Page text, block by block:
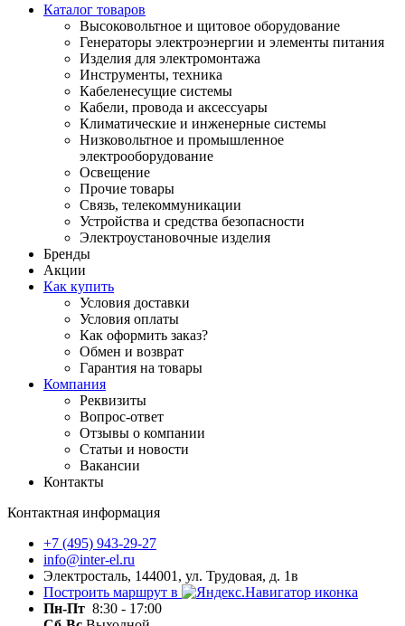
Каталог товаров
Высоковольтное и щитовое оборудование
Генераторы электроэнергии и элементы питания
Изделия для электромонтажа
Инструменты, техника
Кабеленесущие системы
Кабели, провода и аксессуары
Климатические и инженерные системы
Низковольтное и промышленное
электрооборудование
Освещение
Прочие товары
Связь, телекоммуникации
Устройства и средства безопасности
Электроустановочные изделия
Бренды
Акции
Как купить
Условия доставки
Условия оплаты
Как оформить заказ?
Обмен и возврат
Гарантия на товары
Компания
Реквизиты
Вопрос-ответ
Отзывы о компании
Статьи и новости
Вакансии
Контакты
Контактная информация
+7 (495) 943-29-27
info@inter-el.ru
Электросталь, 144001, ул. Трудовая, д. 1в
Построить маршрут в
Пн-Пт 8:30 - 17:00